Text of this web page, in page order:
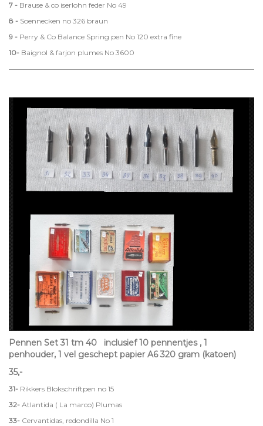
7 - Brause & co iserlohn feder No 49
8 - Soennecken no 326 braun
9 - Perry & Co Balance Spring pen No 120 extra fine
10- Baignol & farjon plumes No 3600
Pennen Set 31 tm 40 inclusief 10 pennentjes , 1
penhouder, 1 vel geschept papier A6 320 gram (katoen)
35,-
31- Rikkers Blokschriftpen no 15
32- Atlantida ( La marco) Plumas
33- Cervantidas, redondilla No 1